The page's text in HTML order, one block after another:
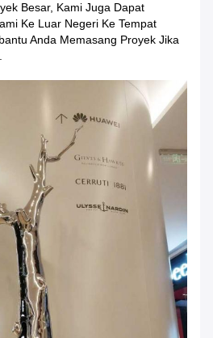
Besar, Kami Juga Dapat
Ke Luar Negeri Ke Tempat
Anda Memasang Proyek Jika